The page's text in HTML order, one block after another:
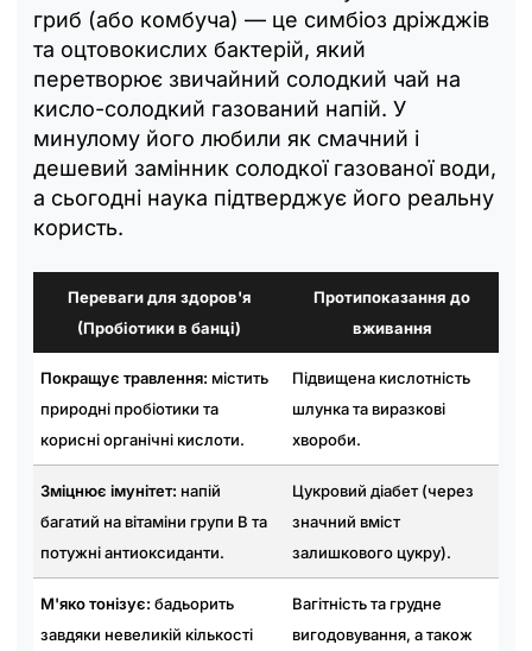
гриб (або комбуча) — це симбіоз дріжджів
та оцтовокислих бактерій, який
перетворює звичайний солодкий чай на
кисло-солодкий газований напій. У
минулому його любили як смачний і
дешевий замінник солодкої газованої води,
а сьогодні наука підтверджує його реальну
користь.
Переваги для здоров'я
(Пробіотики в банці)
Протипоказання до
вживання
Покращує травлення: містить
природні пробіотики та
корисні органічні кислоти.
Підвищена кислотність
шлунка та виразкові
хвороби.
Зміцнює імунітет: напій
багатий на вітаміни групи B та
потужні антиоксиданти.
Цукровий діабет (через
значний вміст
залишкового цукру).
М'яко тонізує: бадьорить
завдяки невеликій кількості
Вагітність та грудне
вигодовування, а також